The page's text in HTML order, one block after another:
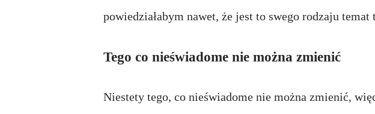
powiedziałabym nawet, że jest to swego rodzaju temat
Tego co nieświadome nie można zmienić
Niestety tego, co nieświadome nie można zmienić,